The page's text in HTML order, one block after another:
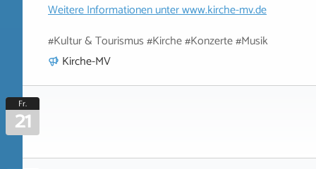
Weitere Informationen unterwww.kirche-mv.de
#Kultur & Tourismus #Kirche #Konzerte #Musik
Kirche-MV
Fr.
21